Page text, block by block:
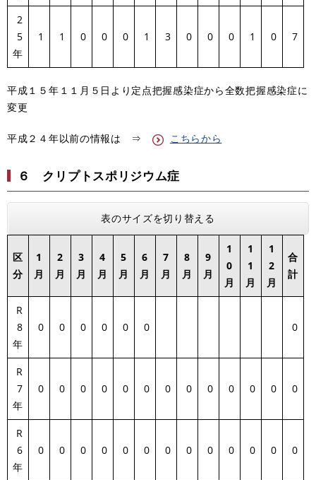
2
5
年
1 1 0 0 0 1 3 0 0 0 1 0 7
平成１５年１１月５日より定点把握感染症から全数把握感染症に
変更
平成２４年以前の情報は ⇒ こちらから
６ クリプトスポリジウム症
表のサイズを切り替える
区
分
1
月
2
月
3
月
4
月
5
月
6
月
7
月
8
月
9
月
1
0
月
1
1
月
1
2
月
合
計
R
8
年
0 0 0 0 0 0 0
R
7
年
0 0 0 0 0 0 0 0 0 0 0 0 0
R
6
年
0 0 0 0 0 0 0 0 0 0 0 0 0